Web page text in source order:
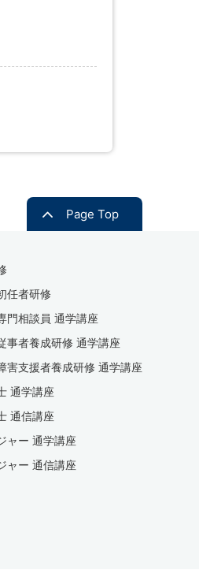
Page Top
任者研修
門相談員 通学講座
事者養成研修 通学講座
害支援者養成研修 通学講座
通学講座
通信講座
ャー 通学講座
ャー 通信講座